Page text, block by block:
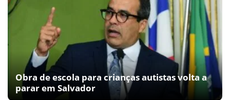
Obra de escola para crianças autistas volta a
parar em Salvador